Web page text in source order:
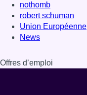
nothomb
robert schuman
Union Européenne
News
Offres d’emploi